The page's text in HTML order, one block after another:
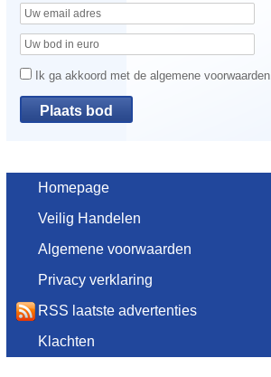
Ik ga akkoord met de algemene voorwaarden.
Homepage
Veilig Handelen
Algemene voorwaarden
Privacy verklaring
RSS laatste advertenties
Klachten